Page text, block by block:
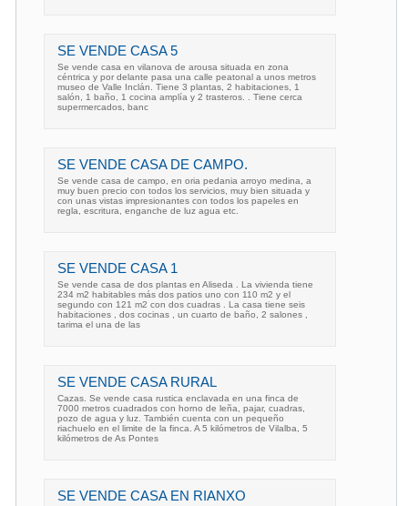
SE VENDE CASA 5
Se vende casa en vilanova de arousa situada en zona
céntrica y por delante pasa una calle peatonal a unos metros
museo de Valle Inclán. Tiene 3 plantas, 2 habitaciones, 1
salón, 1 baño, 1 cocina amplía y 2 trasteros. . Tiene cerca
supermercados, banc
SE VENDE CASA DE CAMPO.
Se vende casa de campo, en oria pedania arroyo medina, a
muy buen precio con todos los servicios, muy bien situada y
con unas vistas impresionantes con todos los papeles en
regla, escritura, enganche de luz agua etc.
SE VENDE CASA 1
Se vende casa de dos plantas en Aliseda . La vivienda tiene
234 m2 habitables más dos patios uno con 110 m2 y el
segundo con 121 m2 con dos cuadras . La casa tiene seis
habitaciones , dos cocinas , un cuarto de baño, 2 salones ,
tarima el una de las
SE VENDE CASA RURAL
Cazas. Se vende casa rustica enclavada en una finca de
7000 metros cuadrados con horno de leña, pajar, cuadras,
pozo de agua y luz. También cuenta con un pequeño
riachuelo en el limite de la finca. A 5 kilómetros de Vilalba, 5
kilómetros de As Pontes
SE VENDE CASA EN RIANXO